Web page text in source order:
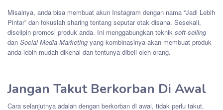
Misalnya, anda bisa membuat akun Instagram dengan nama “Jadi Lebih
Pintar” dan fokuslah sharing tentang seputar otak disana. Sesekali,
diselipin promosi produk anda. Ini menggabungkan teknik soft-selling
dan Social Media Marketing yang kombinasinya akan membuat produk
anda lebih mudah dikenal dan tentunya dibeli oleh orang.
Jangan Takut Berkorban Di Awal
Cara selanjutnya adalah dengan berkorban di awal, tidak perlu takut.